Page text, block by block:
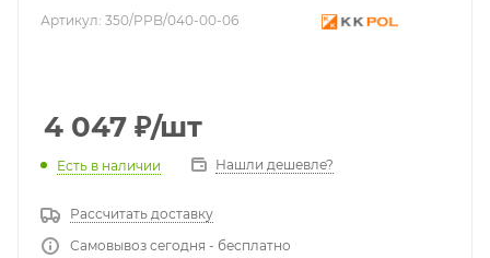
Артикул: 350/PPB/040-00-06
4 047 ₽/шт
Есть в наличии Нашли дешевле?
Рассчитать доставку
Самовывоз сегодня - бесплатно